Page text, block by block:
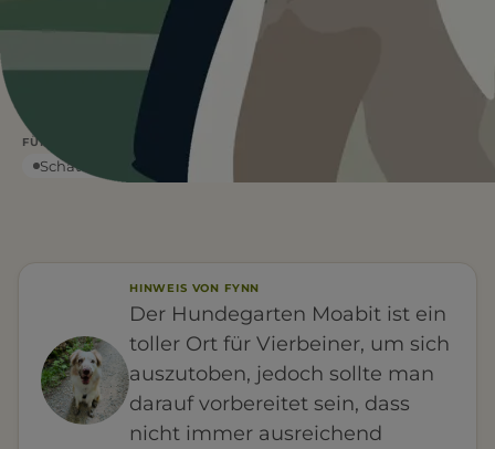
—
FÜR EUCH RELEVANT Leinenfrei
Wasser vor Ort
Schatten
Kostenpflichtig Eingezäunt
HINWEIS VON FYNN
Der Hundegarten Moabit ist ein
toller Ort für Vierbeiner, um sich
auszutoben, jedoch sollte man
darauf vorbereitet sein, dass
nicht immer ausreichend